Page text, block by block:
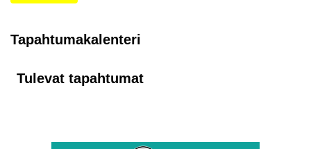
Tapahtumakalenteri
Tulevat tapahtumat